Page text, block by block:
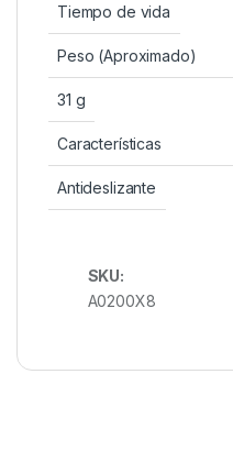
Tiempo de vida
Peso (Aproximado)
31 g
Características
Antideslizante
SKU:
A0200X8